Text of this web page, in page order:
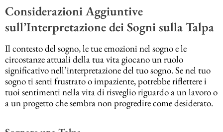
Considerazioni Aggiuntive
sull’Interpretazione dei Sogni sulla Talpa
Il contesto del sogno, le tue emozioni nel sogno e le
circostanze attuali della tua vita giocano un ruolo
significativo nell’interpretazione del tuo sogno. Se nel tuo
sogno ti senti frustrato o impaziente, potrebbe riflettere i
tuoi sentimenti nella vita di risveglio riguardo a un lavoro o
a un progetto che sembra non progredire come desiderato.